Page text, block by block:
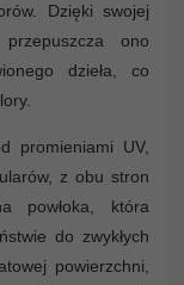
Dzięki swojej
ono
dzieła, co
promieniami UV,
z obu stron
powłoka, która
do zwykłych
powierzchni,